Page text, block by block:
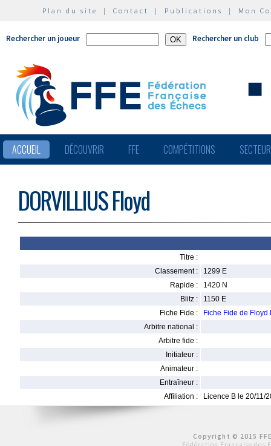
Plan du site | Contact | Publications | Mon
Rechercher un joueur Rechercher un club
ACCUEIL DÉCOUVRIR FFE COMPÉTITIONS
DORVILLIUS Floyd
Titre :
Classement :
1299 E
Rapide :
1420 N
Blitz :
1150 E
Fiche Fide :
Fiche Fide de Floyd
Arbitre national :
Arbitre fide :
Initiateur :
Animateur :
Entraîneur :
Affiliation :
Licence B le 20/11/
Copyright © 2015